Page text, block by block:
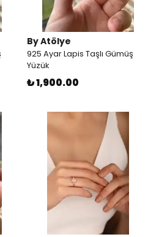
By Atölye
925 Ayar Lapis Taşlı Gümüş
Yüzük
₺ 1,900.00